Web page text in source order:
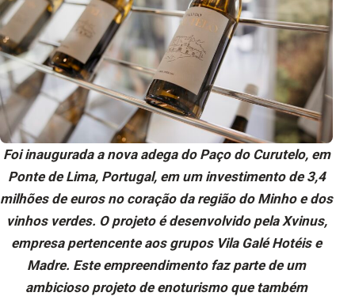
Foi inaugurada a nova adega do Paço do Curutelo, em
Ponte de Lima, Portugal, em um investimento de 3,4
milhões de euros no coração da região do Minho e dos
vinhos verdes. O projeto é desenvolvido pela Xvinus,
empresa pertencente aos grupos Vila Galé Hotéis e
Madre. Este empreendimento faz parte de um
ambicioso projeto de enoturismo que também